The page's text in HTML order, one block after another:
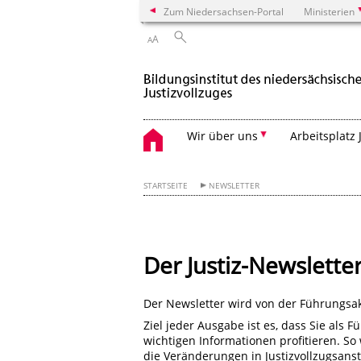
Zum Niedersachsen-Portal Ministerien
AA
Wir über uns Arbeitsplatz
STARTSEITE NEWSLETTER
Der Justiz-
Der Newsletter wird von der
Ziel jeder Ausgabe ist es, dass Sie als
wichtigen Informationen profitieren.
die Veränderungen in